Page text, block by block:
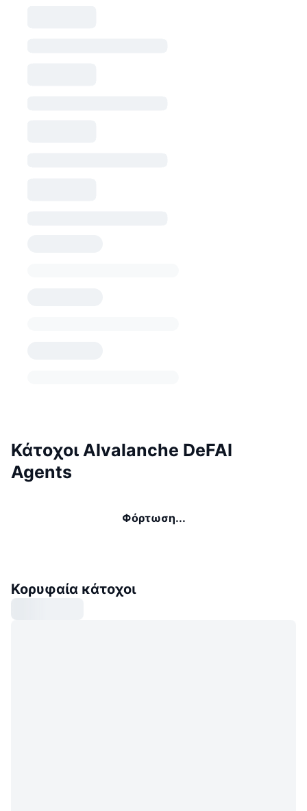
Κάτοχοι AIvalanche DeFAI
Agents
Φόρτωση...
Κορυφαία κάτοχοι